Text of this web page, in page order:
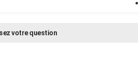
votre question